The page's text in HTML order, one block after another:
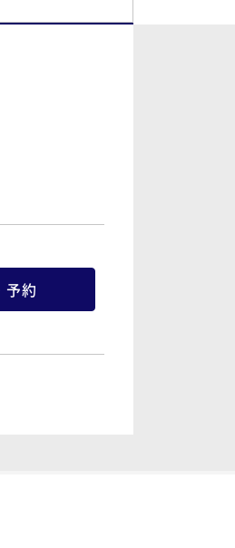
予約